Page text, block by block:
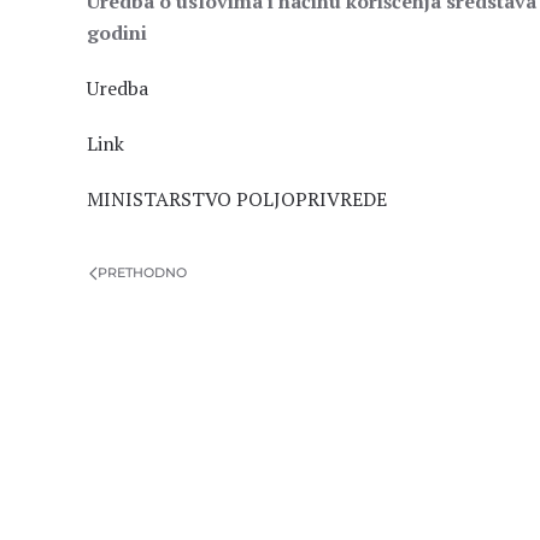
godini
Uredba
Link
MINISTARSTVO POLJOPRIVREDE
PRETHODNO